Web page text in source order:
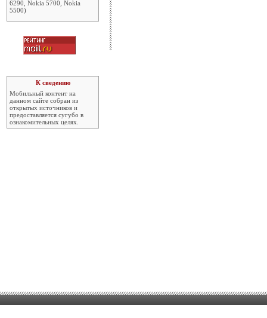
6290, Nokia 5700, Nokia
5500)
К сведению
Мобильный контент на
данном сайте собран из
открытых источников и
предоставляется сугубо в
ознакомительных целях.